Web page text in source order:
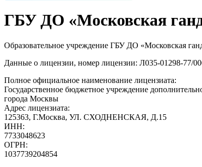
ГБУ ДО «Московская
Образовательное учреждение ГБУ ДО «Московская
Данные о лицензии, номер лицензии: Л035-01298-77/
Полное официальное наименование лицензиата:
Государственное бюджетное учреждение
города Москвы
Адрес лицензиата:
125363, Г.Москва, УЛ. СХОДНЕНСКАЯ, Д.15
ИНН:
7733048623
ОГРН:
1037739204854